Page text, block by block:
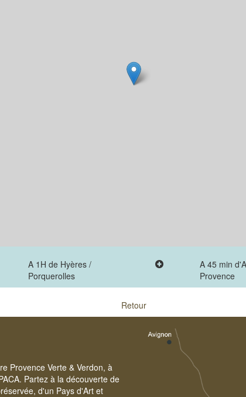
A 1H de Hyères /
Porquerolles
A 45 min
Provence
Retour
Provence Verte & Verdon, à
Partez à la découverte de
d'un Pays d'Art et